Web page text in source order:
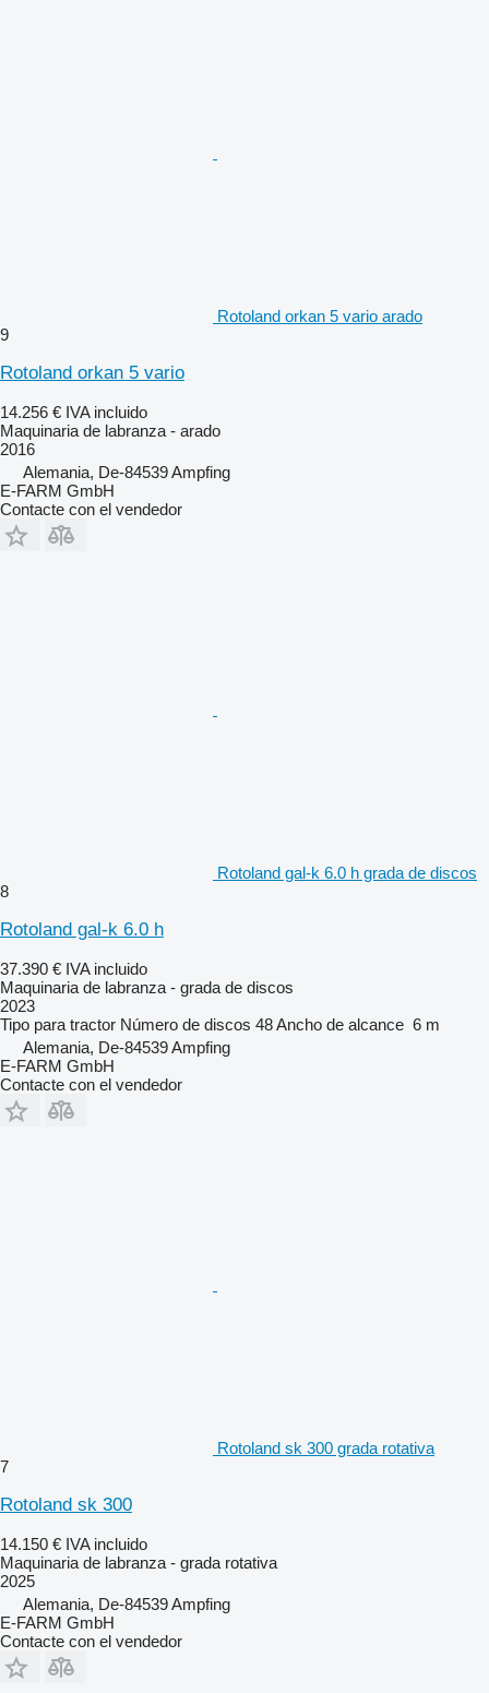
Rotoland orkan 5 vario arado
9
Rotoland orkan 5 vario
14.256 € IVA incluido
Maquinaria de labranza - arado
2016
Alemania, De-84539 Ampfing
E-FARM GmbH
Contacte con el vendedor
Rotoland gal-k 6.0 h grada de discos
8
Rotoland gal-k 6.0 h
37.390 € IVA incluido
Maquinaria de labranza - grada de discos
2023
Tipo para tractor Número de discos 48Ancho de alcance 6 m
Alemania, De-84539 Ampfing
E-FARM GmbH
Contacte con el vendedor
Rotoland sk 300 grada rotativa
7
Rotoland sk 300
14.150 € IVA incluido
Maquinaria de labranza - grada rotativa
2025
Alemania, De-84539 Ampfing
E-FARM GmbH
Contacte con el vendedor